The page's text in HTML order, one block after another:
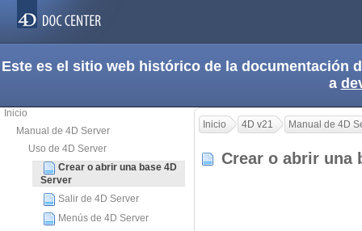
Este es el sitio web histórico de la documentación
a
Inicio
Manual de 4D Server
Uso de 4D Server
Crear o abrir una base 4D
Server
Salir de 4D Server
Menús de 4D Server
Inicio 4D v21 Manual de 4D
Crear o abrir una